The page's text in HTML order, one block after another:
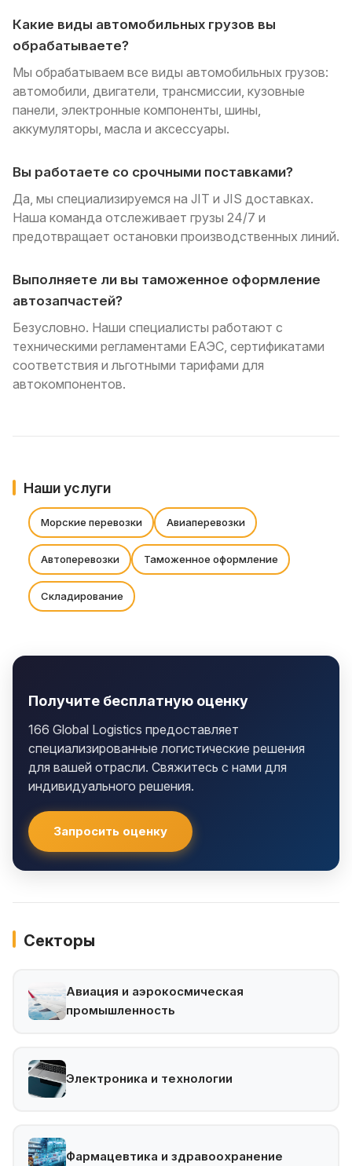
Какие виды автомобильных грузов вы
обрабатываете?
Мы обрабатываем все виды автомобильных грузов:
автомобили, двигатели, трансмиссии, кузовные
панели, электронные компоненты, шины,
аккумуляторы, масла и аксессуары.
Вы работаете со срочными поставками?
Да, мы специализируемся на JIT и JIS доставках.
Наша команда отслеживает грузы 24/7 и
предотвращает остановки производственных линий.
Выполняете ли вы таможенное оформление
автозапчастей?
Безусловно. Наши специалисты работают с
техническими регламентами ЕАЭС, сертификатами
соответствия и льготными тарифами для
автокомпонентов.
Наши услуги
Морские перевозки Авиаперевозки
Автоперевозки Таможенное оформление
Складирование
Получите бесплатную оценку
166 Global Logistics предоставляет
специализированные логистические решения
для вашей отрасли. Свяжитесь с нами для
индивидуального решения.
Запросить оценку
Секторы
Авиация и аэрокосмическая
промышленность
Электроника и технологии
Фармацевтика и здравоохранение